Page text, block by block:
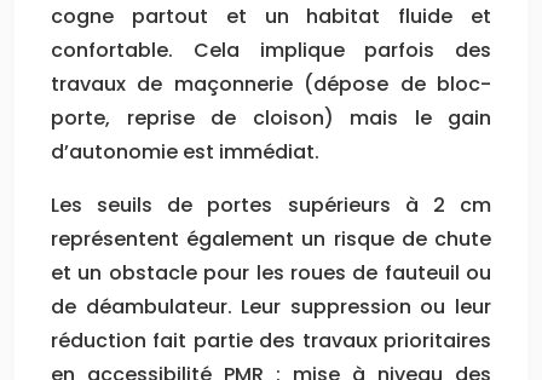
cogne partout et un habitat fluide et
confortable. Cela implique parfois des
travaux de maçonnerie (dépose de bloc-
porte, reprise de cloison) mais le gain
d’autonomie est immédiat.
Les seuils de portes supérieurs à 2 cm
représentent également un risque de chute
et un obstacle pour les roues de fauteuil ou
de déambulateur. Leur suppression ou leur
réduction fait partie des travaux prioritaires
en accessibilité PMR : mise à niveau des